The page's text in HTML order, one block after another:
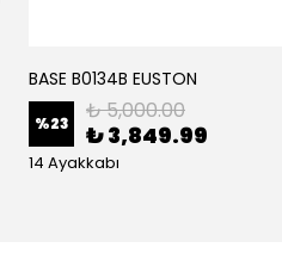
BASE B0134B EUSTON
%23 ₺ 5,000.00
₺ 3,849.99
14 Ayakkabı